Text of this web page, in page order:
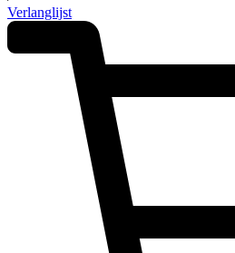
Verlanglijst